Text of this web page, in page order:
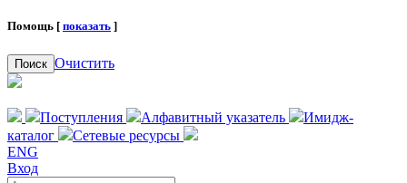
Помощь [ показать ]
Поиск Очистить
Поступления Алфавитный указатель
Имидж-
каталог
Сетевые ресурсы
ENG
Вход